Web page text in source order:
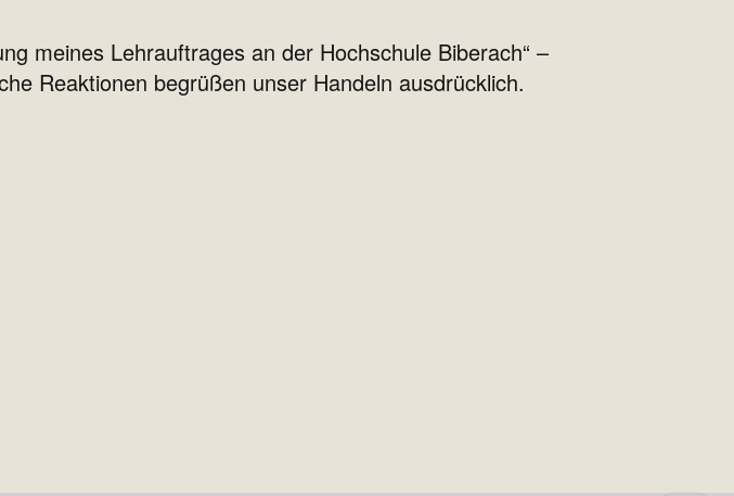
meines Lehrauftrages an der Hochschule Biberach“ –
Reaktionen begrüßen unser Handeln ausdrücklich.